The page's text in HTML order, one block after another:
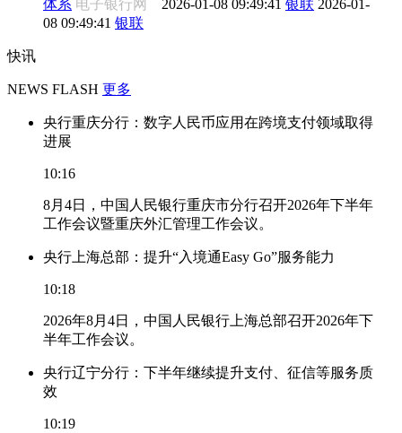
体系 电子银行网 2026-01-08 09:49:41 银联 2026-01-
08 09:49:41 银联
快讯
NEWS FLASH 更多
央行重庆分行：数字人民币应用在跨境支付领域取得
进展
10:16
8月4日，中国人民银行重庆市分行召开2026年下半年
工作会议暨重庆外汇管理工作会议。
央行上海总部：提升“入境通Easy Go”服务能力
10:18
2026年8月4日，中国人民银行上海总部召开2026年下
半年工作会议。
央行辽宁分行：下半年继续提升支付、征信等服务质
效
10:19